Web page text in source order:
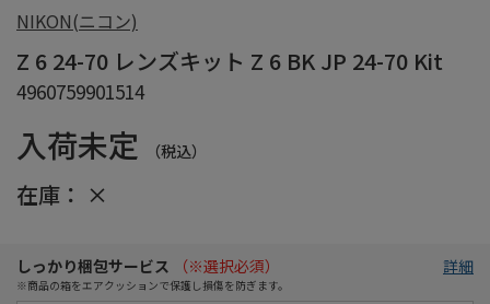
NIKON(ニコン)
Z 6 24-70 レンズキット Z 6 BK JP 24-70 Kit
4960759901514
入荷未定 （税込）
在庫： ×
しっかり梱包サービス （※選択必須）
※商品の箱をエアクッションで保護し損傷を防ぎます。
詳細